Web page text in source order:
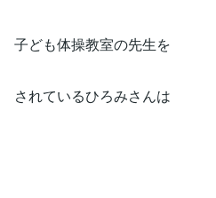
子ども体操教室の先生を
されているひろみさんは